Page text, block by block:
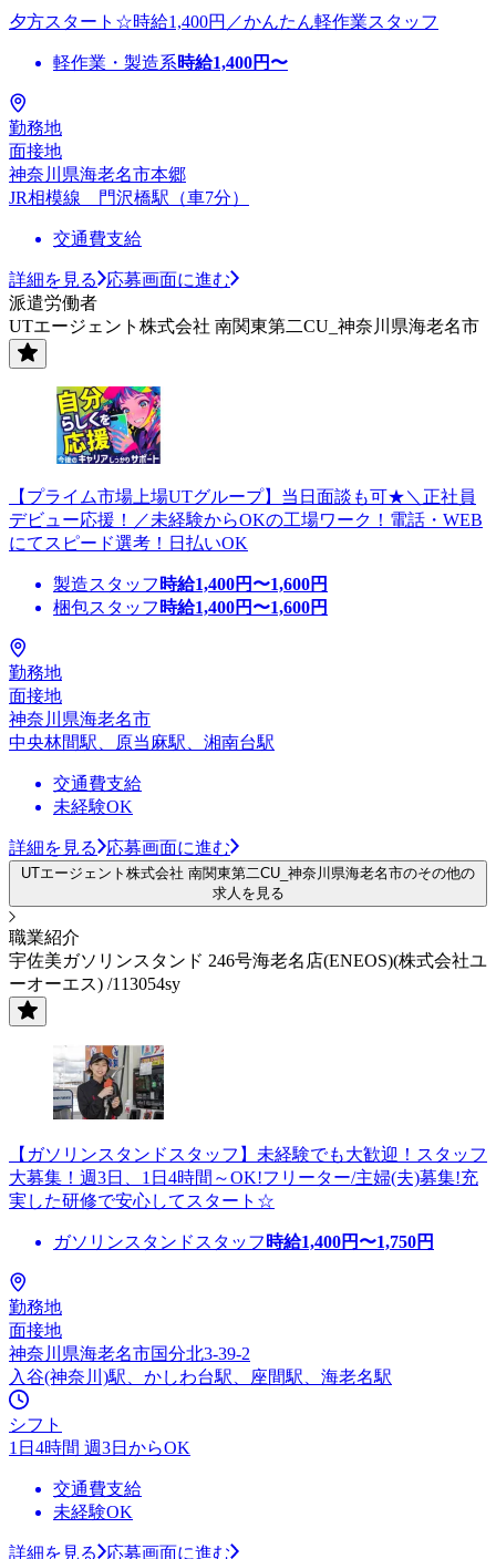
夕方スタート☆時給1,400円／かんたん軽作業スタッフ
軽作業・製造系時給1,400円〜
勤務地
面接地
神奈川県海老名市本郷
JR相模線 門沢橋駅（車7分）
交通費支給
詳細を見る
応募画面に進む
派遣労働者
UTエージェント株式会社 南関東第二CU_神奈川県海老名市
【プライム市場上場UTグループ】当日面談も可★＼正社員
デビュー応援！／未経験からOKの工場ワーク！電話・WEB
にてスピード選考！日払いOK
製造スタッフ 時給1,400円〜1,600円
梱包スタッフ 時給1,400円〜1,600円
勤務地
面接地
神奈川県海老名市
中央林間駅、原当麻駅、湘南台駅
交通費支給
未経験OK
詳細を見る 応募画面に進む
UTエージェント株式会社 南関東第二CU_神奈川県海老名市のその他の
求人を見る
職業紹介
宇佐美ガソリンスタンド 246号海老名店(ENEOS)(株式会社ユ
ーオーエス) /113054sy
【ガソリンスタンドスタッフ】未経験でも大歓迎！スタッフ
大募集！週3日、1日4時間～OK!フリーター/主婦(夫)募集!充
実した研修で安心してスタート☆
ガソリンスタンドスタッフ 時給1,400円〜1,750円
勤務地
面接地
神奈川県海老名市国分北3-39-2
入谷(神奈川)駅、かしわ台駅、座間駅、海老名駅
シフト
1日4時間 週3日からOK
交通費支給
未経験OK
詳細を見る 応募画面に進む